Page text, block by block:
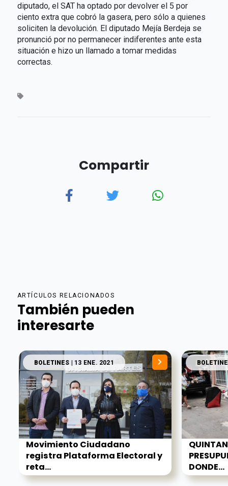
diputado, el SAT ha optado por devolver el 5 por
ciento extra que cobró la gasera, pero sólo a quienes
soliciten la devolución. El diputado Mejía Berdeja se
pronunció por no permanecer indiferentes ante esta
situación e hizo un llamado a tomar medidas
correctas.
Compartir
ARTÍCULOS RELACIONADOS
También pueden
interesarte
BOLETINES | 13 ENE. 2021
Movimiento Ciudadano
registra Plataforma Electoral y
reta...
DONDE...